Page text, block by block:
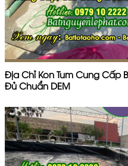
Địa Chỉ Kon Tum Cung Cấp
Đủ Chuẩn DEM